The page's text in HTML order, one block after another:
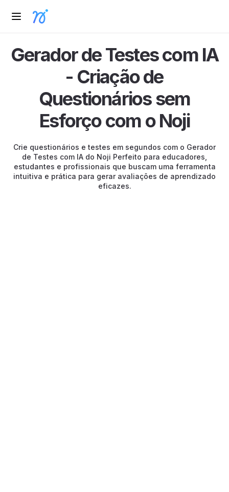
Gerador de Testes com IA
- Criação de
Questionários sem
Esforço com o Noji
Crie questionários e testes em segundos com o Gerador
de Testes com IA do Noji Perfeito para educadores,
estudantes e profissionais que buscam uma ferramenta
intuitiva e prática para gerar avaliações de aprendizado
eficazes.